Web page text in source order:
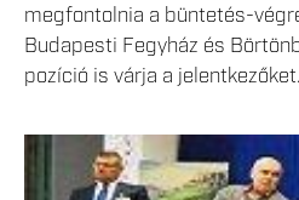
megfontolnia a büntetés-
Budapesti Fegyház és
pozíció is várja a jelentkezőket.